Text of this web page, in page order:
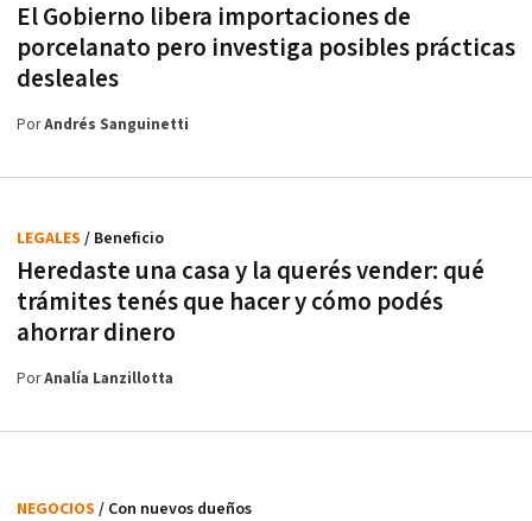
El Gobierno libera importaciones de
porcelanato pero investiga posibles prácticas
desleales
PorAndrés Sanguinetti
Heredaste una casa y la querés vender: qué
trámites tenés que hacer y cómo podés
ahorrar dinero
LEGALES / Beneficio
PorAnalía Lanzillotta
NEGOCIOS / Con nuevos dueños